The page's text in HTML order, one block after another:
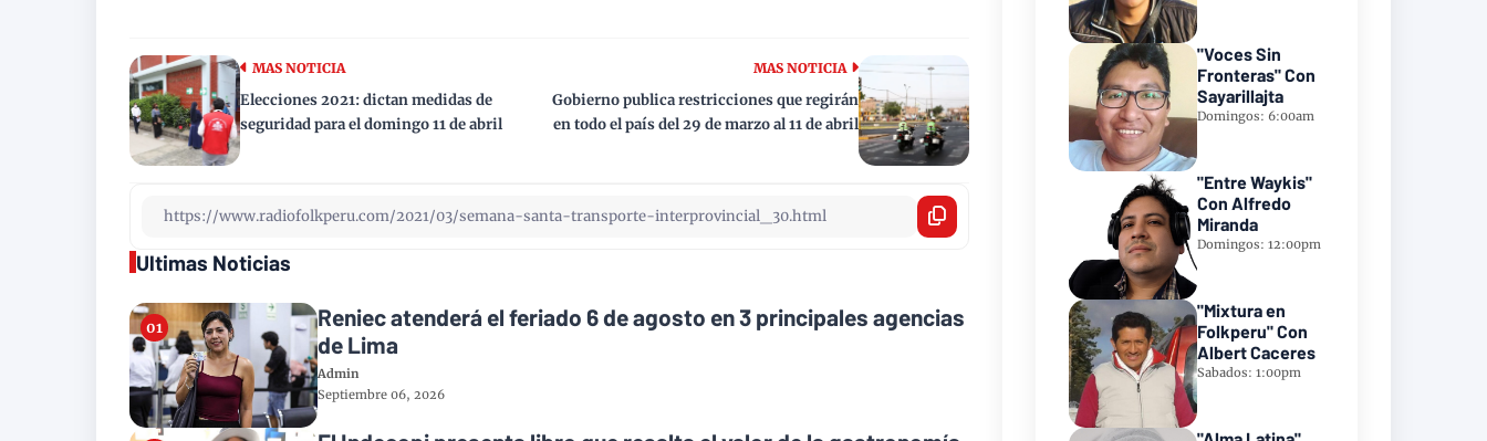
MAS NOTICIA
Gobierno publica restricciones que regirán
en todo el país del 29 de marzo al 11 de abril
MAS NOTICIA
Elecciones 2021: dictan medidas de
seguridad para el domingo 11 de abril
Ultimas Noticias
Reniec atenderá el feriado 6 de agosto en 3 principales agencias
de Lima
Admin
Septiembre 06, 2026
"Voces Sin
Fronteras" Con
Sayarillajta
Domingos: 6:00am
"Entre Waykis"
Con Alfredo
Miranda
Domingos: 12:00pm
"Mixtura en
Folkperu" Con
Albert Caceres
Sabados: 1:00pm